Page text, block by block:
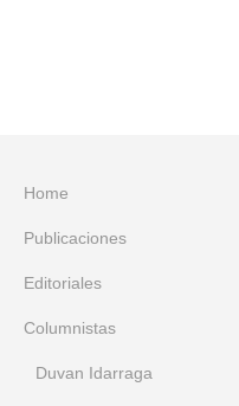
Home
Publicaciones
Editoriales
Columnistas
Duvan Idarraga